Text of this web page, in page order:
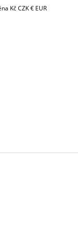
KčCZK€ EUR